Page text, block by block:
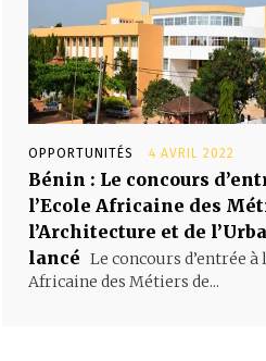
OPPORTUNITÉS 4 AVRIL 2022
Bénin : Le concours
l’Ecole Africaine des
l’Architecture et de
lancé Le concours d’entrée à
Africaine des Métiers de...